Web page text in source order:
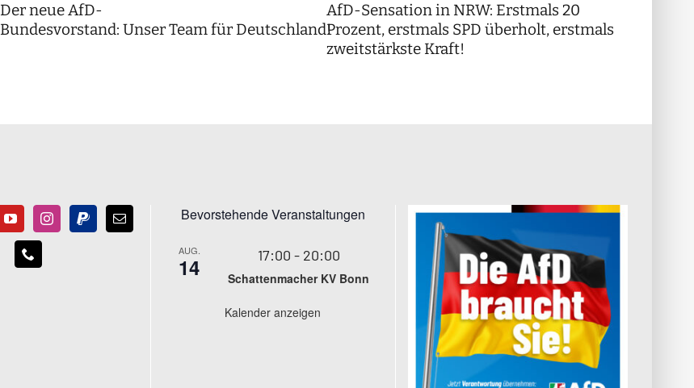
Der neue AfD-
Bundesvorstand: Unser Team für Deutschland!
AfD-Sensation in NRW: Erstmals 20
Prozent, erstmals SPD überholt, erstmals
zweitstärkste Kraft!
Bevorstehende Veranstaltungen
AUG.
14 17:00 - 20:00
Schattenmacher KV Bonn
Kalender anzeigen